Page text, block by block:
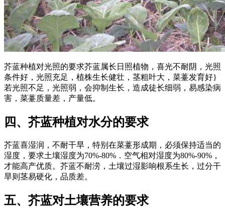
芥蓝种植对光照的要求芥蓝属长日照植物，喜光不耐阴，光照
条件好，光照充足，植株生长健壮，茎粗叶大，菜薹发育好}
若光照不足，光照弱，会抑制生长，造成徒长细弱，易感染病
害，菜薹质量差，产量低。
四、芥蓝种植对水分的要求
芥蓝喜湿润，不耐干旱，特别在菜薹形成期，必须保持适当的
湿度，要求土壤湿度为70%-80%．空气相对湿度为80%-90%，
才能高产优质。芥蓝不耐涝，土壤过湿影响根系生长，过分干
旱则茎易硬化，品质差。
五、芥蓝对土壤营养的要求